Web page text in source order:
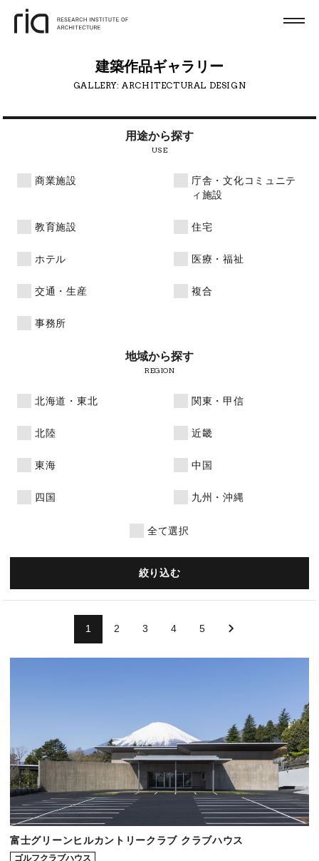
建築作品ギャラリー
GALLERY: ARCHITECTURAL DESIGN
用途から探す
USE
商業施設
庁舎・文化コミュニテ
ィ施設
教育施設 住宅
ホテル 医療・福祉
交通・生産 複合
事務所
地域から探す
REGION
北海道・東北 関東・甲信
北陸 近畿
東海 中国
四国 九州・沖縄
全て選択
絞り込む
1 2 3 4 5
富士グリーンヒルカントリークラブ クラブハウス
ゴルフクラブハウス